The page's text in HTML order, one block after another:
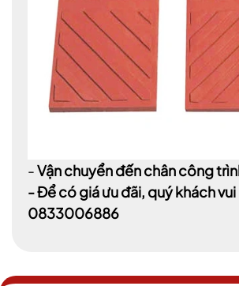
-Vận chuyển đến chân công
- Để có giá ưu đãi, quý khách
0833006886